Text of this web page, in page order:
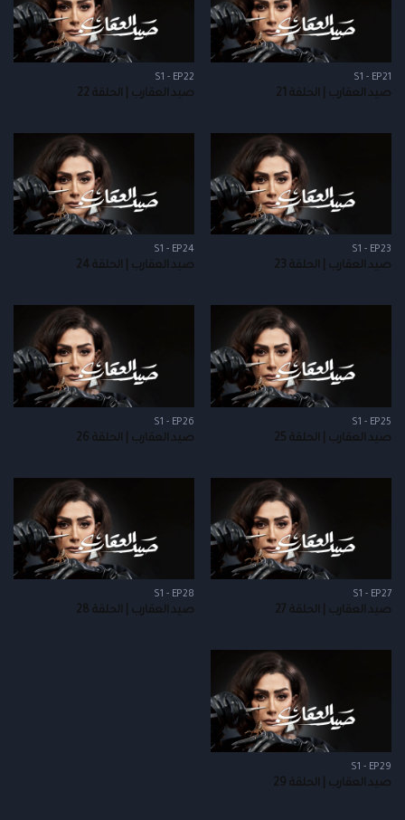
S1 - EP21
صيد العقارب | الحلقة 21
S1 - EP22
صيد العقارب | الحلقة 22
S1 - EP23
صيد العقارب | الحلقة 23
S1 - EP24
صيد العقارب | الحلقة 24
S1 - EP25
صيد العقارب | الحلقة 25
S1 - EP26
صيد العقارب | الحلقة 26
S1 - EP27
صيد العقارب | الحلقة 27
S1 - EP28
صيد العقارب | الحلقة 28
S1 - EP29
صيد العقارب | الحلقة 29